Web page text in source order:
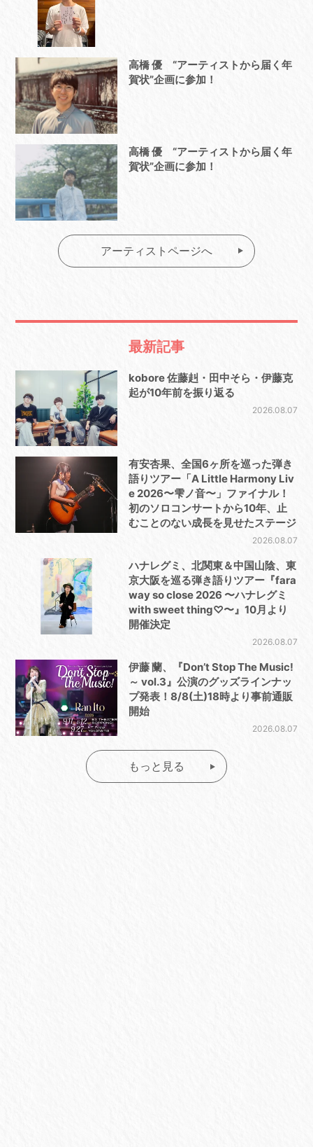
高橋 優 “アーティストから届く年
賀状”企画に参加！
高橋 優 “アーティストから届く年
賀状”企画に参加！
アーティストページへ
最新記事
kobore 佐藤赳・田中そら・伊藤克
起が10年前を振り返る
2026.08.07
有安杏果、全国6ヶ所を巡った弾き
語りツアー「A Little Harmony Liv
e 2026〜雫ノ音〜」ファイナル！
初のソロコンサートから10年、止
むことのない成長を見せたステージ
2026.08.07
ハナレグミ、北関東＆中国山陰、東
京大阪を巡る弾き語りツアー『fara
way so close 2026 〜ハナレグミ
with sweet thing♡〜』10月より
開催決定
2026.08.07
伊藤 蘭、『Don’t Stop The Music!
～ vol.3』公演のグッズラインナッ
プ発表！8/8(土)18時より事前通販
開始
2026.08.07
もっと見る